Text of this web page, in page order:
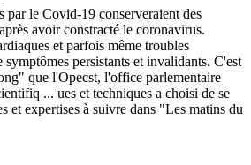
par le Covid-19 conserveraient des
avoir constracté le coronavirus.
et parfois même troubles
symptômes persistants et invalidants. C'est
que l'Opecst, l'office parlementaire
... ues et techniques a choisi de se
et expertises à suivre dans "Les matins du